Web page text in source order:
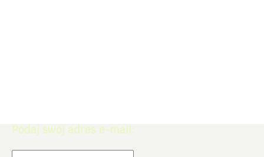
Podaj swój adres e-mail: